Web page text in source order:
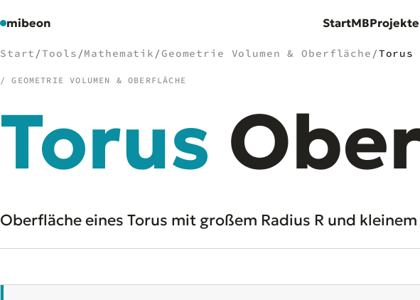
mibeon StartMBProjekte
01Start
04Leistungen
Docs
06Tools
Start /Tools /Mathematik /Geometrie Volumen & Oberfläche /Torus
/ GEOMETRIE VOLUMEN & OBERFLÄCHE
Torus
Oberfläche eines Torus mit großem Radius R und kleinem